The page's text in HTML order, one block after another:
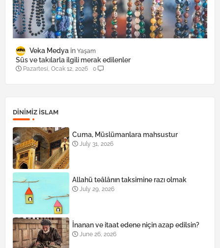
Veka Medya Yaşam
Süs ve takılarla ilgili merak edilenler
Pazartesi, Ocak 12, 2026 0
DINIMIZ ISLAM
Cuma, Müslümanlara mahsustur
July 31, 2026
Allahü teâlânın taksimine razı olmak
July 29, 2026
İnanan ve itaat edene niçin azap edilsin?
June 26, 2026